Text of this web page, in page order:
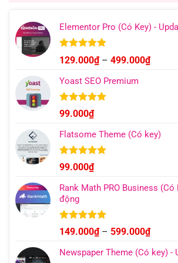
Elementor Pro (Có Key) -
Được xếp
hạng4.93
5 sao
129.000₫ – 499.000₫Khoảng
Yoast SEO Premium
Được xếp
hạng4.96
5 sao
99.000₫
Flatsome Theme (Có key)
Được xếp
hạng 4.95
5 sao
99.000₫
Rank Math PRO Business
động
Được xếp
hạng 5.00
5 sao
149.000₫ – 599.000₫Khoảng
từ
Newspaper Theme (Có key) -